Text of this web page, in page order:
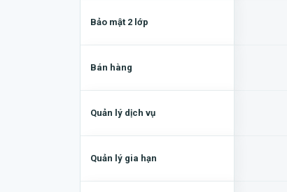
Bảo mật 2 lớp
Bán hàng
Quản lý dịch vụ
Quản lý gia hạn